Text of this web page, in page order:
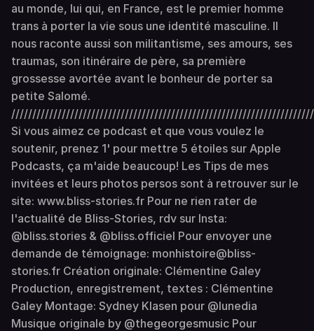
au monde, lui qui, en France, est le premier homme
trans à porter la vie sous une identité masculine. Il
nous raconte aussi son militantisme, ses amours, ses
traumas, son itinéraire de père, sa première
grossesse avortée avant le bonheur de porter sa
petite Salomé.
Si vous aimez ce podcast et que vous voulez le
soutenir, prenez 1' pour mettre 5 étoiles sur Apple
Podcasts, ça m'aide beaucoup! Les Tips de mes
invitées et leurs photos persos sont à retrouver sur le
site: www.bliss-stories.fr Pour ne rien rater de
l'actualité de Bliss-Stories, rdv sur Insta:
@bliss.stories & @bliss.officiel Pour envoyer une
demande de témoignage: monhistoire@bliss-
stories.fr Création originale: Clémentine Galey
Production, enregistrement, textes : Clémentine
Galey Montage: Sydney Klasen pour @lunedia
Musique originale by @thegeorgesmusic Pour